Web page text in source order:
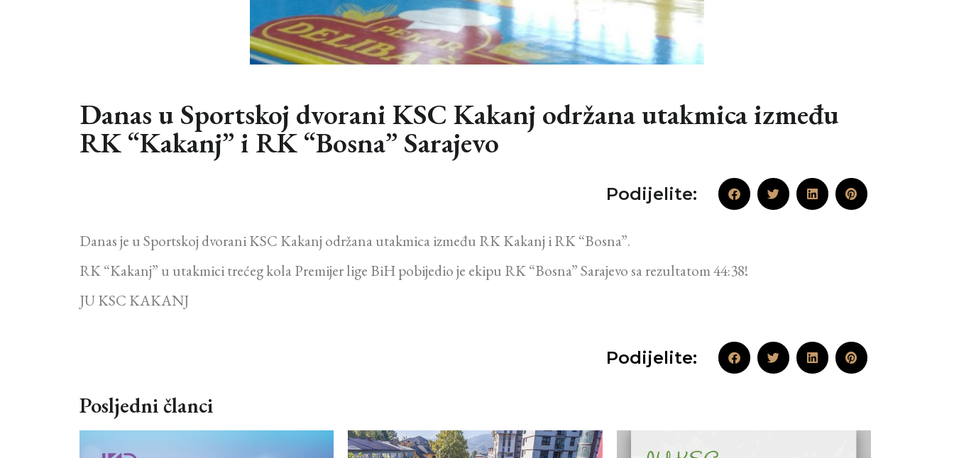
Danas u Sportskoj dvorani KSC Kakanj održana utakmica između
RK “Kakanj” i RK “Bosna” Sarajevo
Podijelite:
Danas je u Sportskoj dvorani KSC Kakanj održana utakmica između RK Kakanj i RK “Bosna”.
RK “Kakanj” u utakmici trećeg kola Premijer lige BiH pobijedio je ekipu RK “Bosna” Sarajevo sa rezultatom 44:38!
JU KSC KAKANJ
Podijelite:
Posljedni članci